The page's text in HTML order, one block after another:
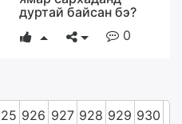
дуртай байсан бэ?
0
926 927 928 929 930